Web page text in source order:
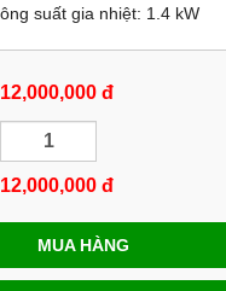
suất gia nhiệt: 1.4 kW
12,000,000 đ
12,000,000 đ
MUA HÀNG